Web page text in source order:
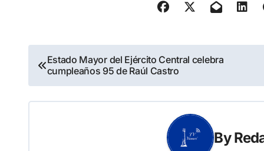
Navegación
de
entradas
Estado Mayor del Ejército Central celebra
cumpleaños 95 de Raúl Castro
By